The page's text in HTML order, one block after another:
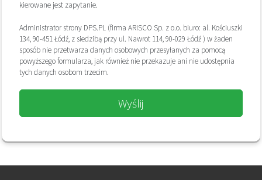
kierowane jest zapytanie.
Administrator strony DPS.PL (firma ARISCO Sp. z o.o. biuro: al. Kościuszki
134, 90-451 Łódź, z siedzibą przy ul. Nawrot 114, 90-029 Łódź ) w żaden
sposób nie przetwarza danych osobowych przesyłanych za pomocą
powyższego formularza, jak również nie przekazuje ani nie udostępnia
tych danych osobom trzecim.
Wyślij